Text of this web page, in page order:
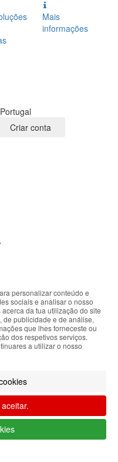
Mais
informações
Criar conta
Filtrar
personalizar conteúdo e
sociais e analisar o nosso
da tua utilização do site
de publicidade e de análise,
que lhes forneceste ou
dos respetivos serviços.
a utilizar o nosso